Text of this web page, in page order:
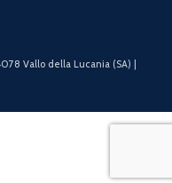
Vallo della Lucania (SA) |